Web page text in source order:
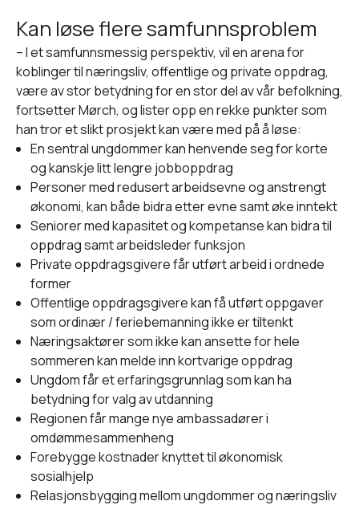
Kan løse flere samfunnsproblem
– I et samfunnsmessig perspektiv, vil en arena for
koblinger til næringsliv, offentlige og private oppdrag,
være av stor betydning for en stor del av vår befolkning,
fortsetter Mørch, og lister opp en rekke punkter som
han tror et slikt prosjekt kan være med på å løse:
En sentral ungdommer kan henvende seg for korte
og kanskje litt lengre jobboppdrag
Personer med redusert arbeidsevne og anstrengt
økonomi, kan både bidra etter evne samt øke inntekt
Seniorer med kapasitet og kompetanse kan bidra til
oppdrag samt arbeidsleder funksjon
Private oppdragsgivere får utført arbeid i ordnede
former
Offentlige oppdragsgivere kan få utført oppgaver
som ordinær / feriebemanning ikke er tiltenkt
Næringsaktører som ikke kan ansette for hele
sommeren kan melde inn kortvarige oppdrag
Ungdom får et erfaringsgrunnlag som kan ha
betydning for valg av utdanning
Regionen får mange nye ambassadører i
omdømmesammenheng
Forebygge kostnader knyttet til økonomisk
sosialhjelp
Relasjonsbygging mellom ungdommer og næringsliv